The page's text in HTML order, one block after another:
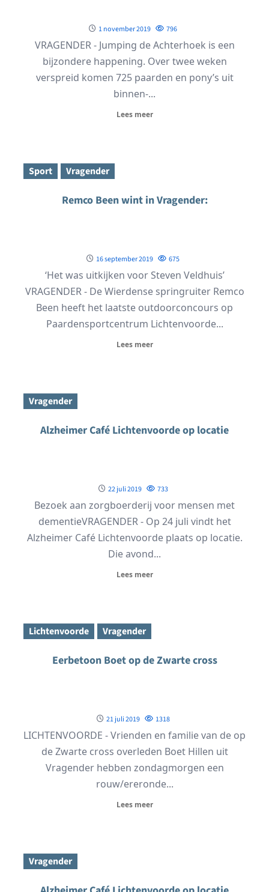
1 november 2019 796
VRAGENDER - Jumping de Achterhoek is een
bijzondere happening. Over twee weken
verspreid komen 725 paarden en pony’s uit
binnen-...
Lees meer
Sport Vragender
Remco Been wint in Vragender:
16 september 2019 675
‘Het was uitkijken voor Steven Veldhuis’
VRAGENDER - De Wierdense springruiter Remco
Been heeft het laatste outdoorconcours op
Paardensportcentrum Lichtenvoorde...
Lees meer
Vragender
Alzheimer Café Lichtenvoorde op locatie
22 juli 2019 733
Bezoek aan zorgboerderij voor mensen met
dementieVRAGENDER - Op 24 juli vindt het
Alzheimer Café Lichtenvoorde plaats op locatie.
Die avond...
Lees meer
Lichtenvoorde Vragender
Eerbetoon Boet op de Zwarte cross
21 juli 2019 1318
LICHTENVOORDE - Vrienden en familie van de op
de Zwarte cross overleden Boet Hillen uit
Vragender hebben zondagmorgen een
rouw/ereronde...
Lees meer
Vragender